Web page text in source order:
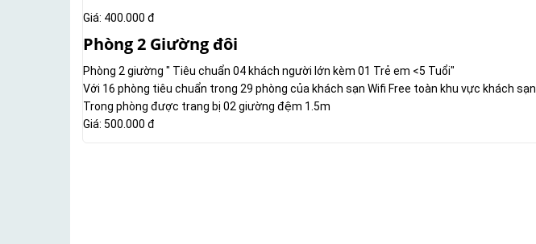
Giá: 400.000 đ
Phòng 2 Giường đôi
Phòng 2 giường " Tiêu chuẩn 04 khách người lớn kèm 01 Trẻ em <5 Tuổi"
Với 16 phòng tiêu chuẩn trong 29 phòng của khách sạn Wifi Free toàn khu vực khách sạn
Trong phòng được trang bị 02 giường đệm 1.5m
Giá: 500.000 đ